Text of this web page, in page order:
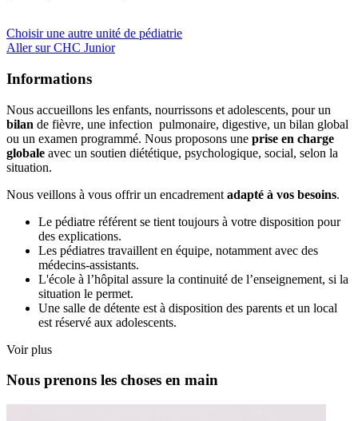
Choisir une autre unité de pédiatrie
Aller sur CHC Junior
Informations
Nous accueillons les enfants, nourrissons et adolescents, pour un
bilan de fièvre, une infection pulmonaire, digestive, un bilan global
ou un examen programmé. Nous proposons une prise en charge
globale avec un soutien diététique, psychologique, social, selon la
situation.
Nous veillons à vous offrir un encadrement adapté à vos besoins.
Le pédiatre référent se tient toujours à votre disposition pour
des explications.
Les pédiatres travaillent en équipe, notamment avec des
médecins-assistants.
L'école à l’hôpital assure la continuité de l’enseignement, si la
situation le permet.
Une salle de détente est à disposition des parents et un local
est réservé aux adolescents.
Voir plus
Nous prenons les choses en main